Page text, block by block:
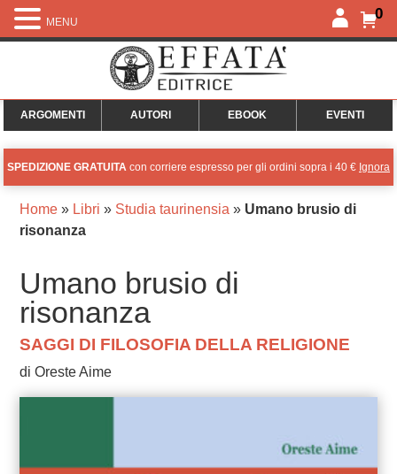
0
ARGOMENTI AUTORI EBOOK EVENTI
SPEDIZIONE GRATUITA con corriere espresso per gli ordini sopra i 40 € Ignora
Home» Libri » Studia taurinensia » Umano brusio di
risonanza
Umano brusio di
risonanza
SAGGI DI FILOSOFIA DELLA RELIGIONE
di Oreste Aime
MENU